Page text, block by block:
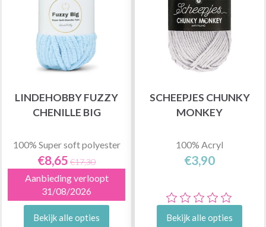
LINDEHOBBY FUZZY
CHENILLE BIG
100% Super soft polyester
€8,65 €17,30
Aanbieding verloopt
31/08/2026
Bekijk alle opties
SCHEEPJES CHUNKY
MONKEY
100% Acryl
€3,90
Bekijk alle opties